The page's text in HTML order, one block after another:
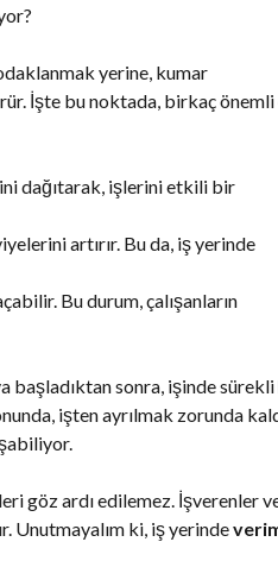
yerine, kumar
İşte bu noktada, birkaç
dağıtarak, işlerini etkili bir
artırır. Bu da, iş yerinde
Bu durum, çalışanların
başladıktan sonra, işinde
işten ayrılmak zorunda
göz ardı edilemez. İşverenler
Unutmayalım ki, iş yerinde